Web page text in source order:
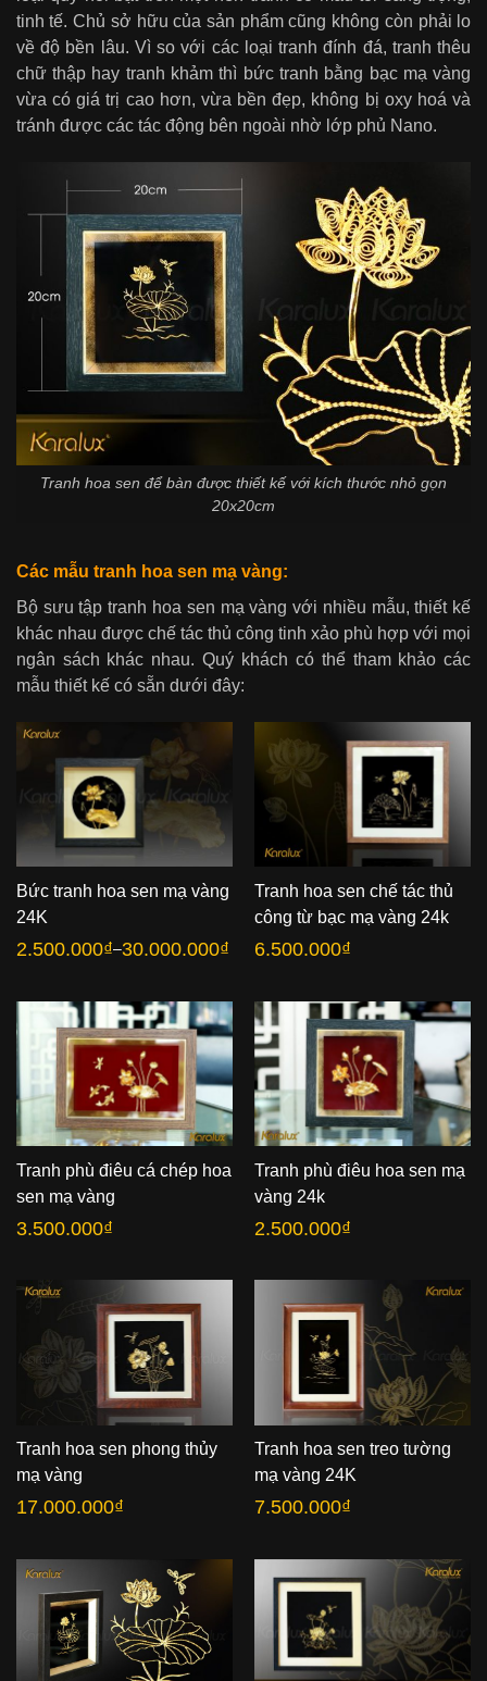
tinh tế. Chủ sở hữu của sản phẩm cũng không còn phải lo
về độ bền lâu. Vì so với các loại tranh đính đá, tranh thêu
chữ thập hay tranh khảm thì bức tranh bằng bạc mạ vàng
vừa có giá trị cao hơn, vừa bền đẹp, không bị oxy hoá và
tránh được các tác động bên ngoài nhờ lớp phủ Nano.
Tranh hoa sen để bàn được thiết kế với kích thước nhỏ gọn
20x20cm
Các mẫu tranh hoa sen mạ vàng:
Bộ sưu tập tranh hoa sen mạ vàng với nhiều mẫu, thiết kế
khác nhau được chế tác thủ công tinh xảo phù hợp với mọi
ngân sách khác nhau. Quý khách có thể tham khảo các
mẫu thiết kế có sẵn dưới đây:
Bức tranh hoa sen mạ vàng
24K
2.500.000₫–30.000.000₫
Khoảng
30.000.000₫
Tranh hoa sen chế tác thủ
công từ bạc mạ vàng 24k
6.500.000₫
Tranh phù điêu cá chép hoa
sen mạ vàng
3.500.000₫
Tranh phù điêu hoa sen mạ
vàng 24k
2.500.000₫
Tranh hoa sen phong thủy
mạ vàng
17.000.000₫
Tranh hoa sen treo tường
mạ vàng 24K
7.500.000₫